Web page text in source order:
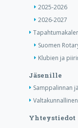
2025-2026
2026-2027
Suomen
Klubien ja
Jäsenille
Samppalinnan
Yhteystiedot